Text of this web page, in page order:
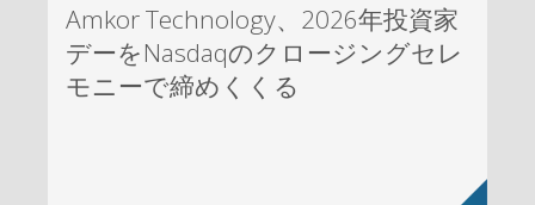
Amkor Technology、2026年投資家
デーをNasdaqのクロージングセレ
モニーで締めくくる